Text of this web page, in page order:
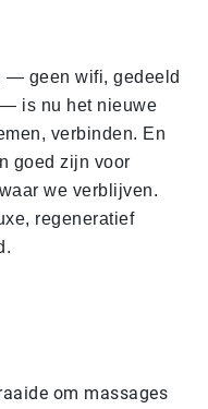
— geen wifi, gedeeld
is nu het nieuwe
verbinden. En
goed zijn voor
we verblijven.
regeneratief
om massages